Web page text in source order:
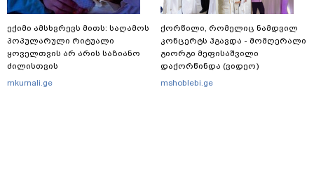
ექიმი ამსხვრევს მითს: საღამოს
პოპულარული რიტუალი
ყოველთვის არ არის საზიანო
ძილისთვის
mkurnali.ge
ქორწილი, რომელიც ნამდვილ
კონცერტს ჰგავდა - მომღერალი
გიორგი მეფისაშვილი
დაქორწინდა (ვიდეო)
mshoblebi.ge